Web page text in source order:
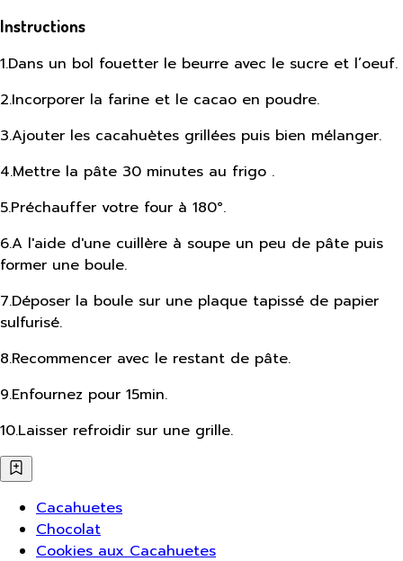
Instructions
1.Dans un bol fouetter le beurre avec le sucre et l’oeuf.
2.Incorporer la farine et le cacao en poudre.
3.Ajouter les cacahuètes grillées puis bien mélanger.
4.Mettre la pâte 30 minutes au frigo .
5.Préchauffer votre four à 180°.
6.A l'aide d'une cuillère à soupe un peu de pâte puis
former une boule.
7.Déposer la boule sur une plaque tapissé de papier
sulfurisé.
8.Recommencer avec le restant de pâte.
9.Enfournez pour 15min.
10.Laisser refroidir sur une grille.
Cacahuetes
Chocolat
Cookies aux Cacahuetes